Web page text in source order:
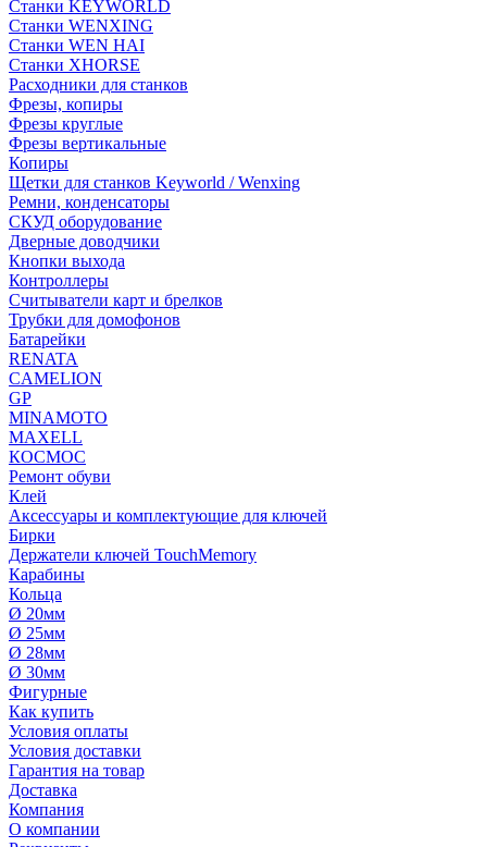
Станки KEYWORLD
Станки WENXING
Станки WEN HAI
Станки XHORSE
Расходники для станков
Фрезы, копиры
Фрезы круглые
Фрезы вертикальные
Копиры
Щетки для станков Keyworld / Wenxing
Ремни, конденсаторы
СКУД оборудование
Дверные доводчики
Кнопки выхода
Контроллеры
Считыватели карт и брелков
Трубки для домофонов
Батарейки
RENATA
CAMELION
GP
MINAMOTO
MAXELL
КОСМОС
Ремонт обуви
Клей
Аксессуары и комплектующие для ключей
Бирки
Держатели ключей TouchMemory
Карабины
Кольца
Ø 20мм
Ø 25мм
Ø 28мм
Ø 30мм
Фигурные
Как купить
Условия оплаты
Условия доставки
Гарантия на товар
Доставка
Компания
О компании